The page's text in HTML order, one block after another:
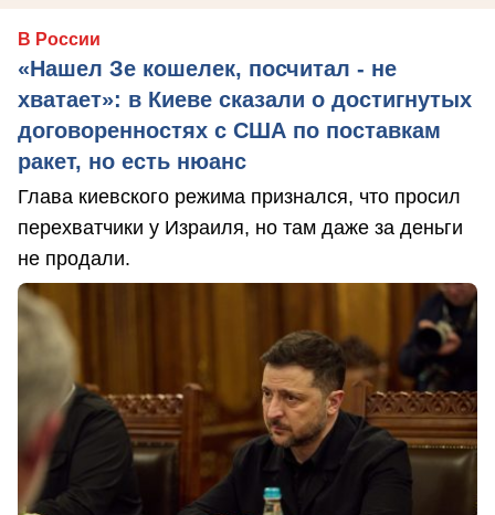
В России
«Нашел Зе кошелек, посчитал - не
хватает»: в Киеве сказали о достигнутых
договоренностях с США по поставкам
ракет, но есть нюанс
Глава киевского режима признался, что просил
перехватчики у Израиля, но там даже за деньги
не продали.